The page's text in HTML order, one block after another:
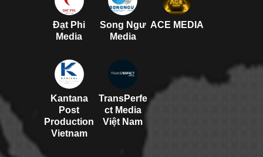
Đạt Phi
Media
Song Ngư
Media
ACE MEDIA
Kantana
Post
Production
Vietnam
TransPerfe
ct Media
Việt Nam